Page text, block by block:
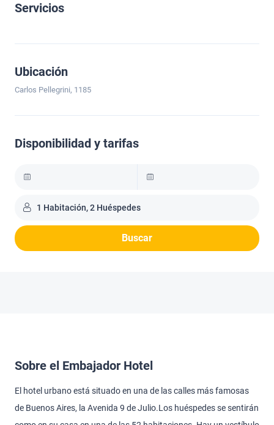
Servicios
Ubicación
Carlos Pellegrini, 1185
Disponibilidad y tarifas
1 Habitación, 2 Huéspedes
Buscar
Sobre el Embajador Hotel
El hotel urbano está situado en una de las calles más famosas
de Buenos Aires, la Avenida 9 de Julio.Los huéspedes se sentirán